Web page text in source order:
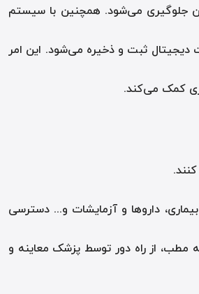
جلوگیری می‌شود. همچنین با سیستم
دیجیتال ثبت و ذخیره می‌شود. این امر
کمک می‌کند.
.
داروها و آزمایشات و... دسترسی
مطب، از راه دور توسط پزشک معاینه و